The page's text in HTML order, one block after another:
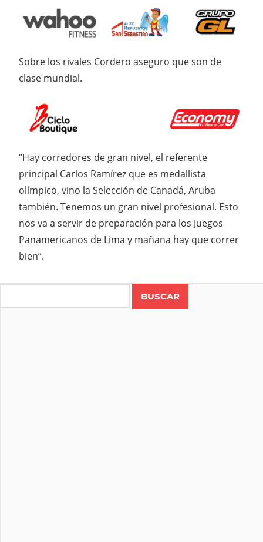
Sobre los rivales Cordero aseguro que son de
clase mundial.
“Hay corredores de gran nivel, el referente
principal Carlos Ramírez que es medallista
olímpico, vino la Selección de Canadá, Aruba
también. Tenemos un gran nivel profesional. Esto
nos va a servir de preparación para los Juegos
Panamericanos de Lima y mañana hay que correr
bien”.